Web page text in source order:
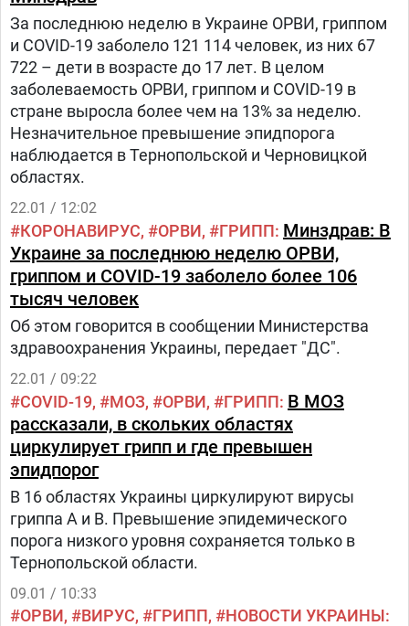
За последнюю неделю в Украине ОРВИ, гриппом
и COVID-19 заболело 121 114 человек, из них 67
722 – дети в возрасте до 17 лет. В целом
заболеваемость ОРВИ, гриппом и COVID-19 в
стране выросла более чем на 13% за неделю.
Незначительное превышение эпидпорога
наблюдается в Тернопольской и Черновицкой
областях.
22.01 / 12:02
КОРОНАВИРУС ОРВИ ГРИПП Минздрав: В
Украине за последнюю неделю ОРВИ,
гриппом и COVID-19 заболело более 106
тысяч человек
Об этом говорится в сообщении Министерства
здравоохранения Украины, передает "ДС".
22.01 / 09:22
COVID-19 МОЗ ОРВИ ГРИПП В МОЗ
рассказали, в скольких областях
циркулирует грипп и где превышен
эпидпорог
В 16 областях Украины циркулируют вирусы
гриппа А и В. Превышение эпидемического
порога низкого уровня сохраняется только в
Тернопольской области.
09.01 / 10:33
ОРВИ ВИРУС ГРИПП НОВОСТИ УКРАИНЫ